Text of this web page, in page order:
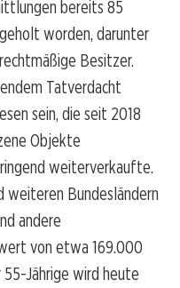
bereits 85
worden, darunter
Besitzer.
Tatverdacht
sein, die seit 2018
Objekte
weiterverkaufte.
weiteren Bundesländern
andere
von etwa 169.000
Jährige wird heute